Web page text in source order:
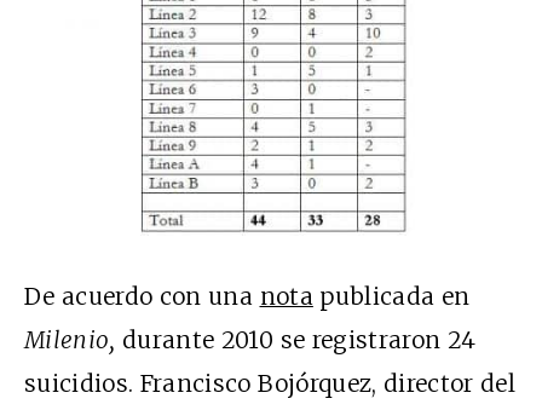
De acuerdo con una notapublicada en
Milenio, durante 2010 se registraron 24
suicidios. Francisco Bojórquez, director del